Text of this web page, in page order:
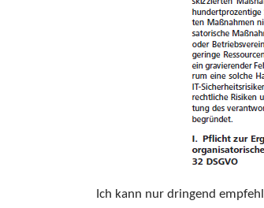
Ich kann nur dringend